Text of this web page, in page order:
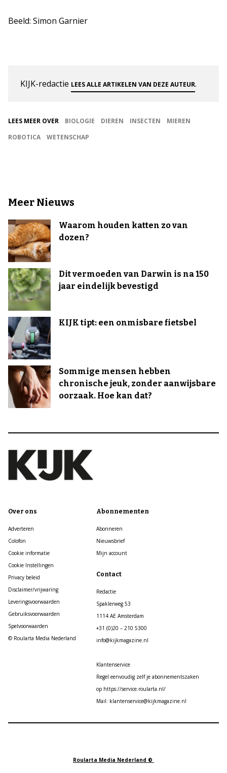
Beeld: Simon Garnier
KIJK-redactie LEES ALLE ARTIKELEN VAN DEZE AUTEUR.
LEES MEER OVER BIOLOGIE DIEREN INSECTEN
MIEREN
ROBOTICA
WETENSCHAP
Meer Nieuws
Waarom houden katten zo van
dozen?
Dit vermoeden van Darwin is na 150
jaar eindelijk bevestigd
KIJK tipt: een onmisbare fietsbel
Sommige mensen hebben
chronische jeuk, zonder aanwijsbare
oorzaak. Hoe kan dat?
Over ons
Adverteren
Colofon
Cookie informatie
Cookie Instellingen
Privacy beleid
Disclaimer/vrijwaring
Leveringsvoorwaarden
Gebruiksvoorwaarden
Spelvoorwaarden
© Roularta Media Nederland
Abonnementen
Abonneren
Nieuwsbrief
Mijn account
Contact
Redactie
Spaklerweg 53
1114 AE Amsterdam
+31 (0)20 – 210 5300
info@kijkmagazine.nl
Klantenservice
Regel eenvoudig zelf je abonnementszaken
op https://service.roularta.nl/
Mail: klantenservice@kijkmagazine.nl
Roularta Media Nederland ©